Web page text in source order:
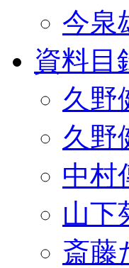
今泉
資料目
久野
久野
中村
山下
斎藤